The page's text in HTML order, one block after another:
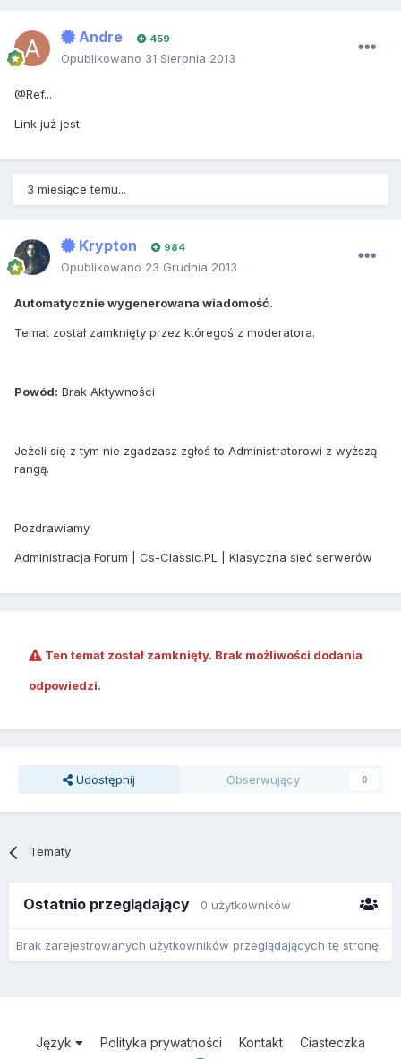
Andre 459
Opublikowano 31 Sierpnia 2013
@Ref...
Link już jest
3 miesiące temu...
Krypton 984
Opublikowano 23 Grudnia 2013
Automatycznie wygenerowana wiadomość.
Temat został zamknięty przez któregoś z moderatora.
Powód: Brak Aktywności
Jeżeli się z tym nie zgadzasz zgłoś to Administratorowi z wyższą
rangą.
Pozdrawiamy
Administracja Forum | Cs-Classic.PL | Klasyczna sieć serwerów
Ten temat został zamknięty. Brak możliwości dodania
odpowiedzi.
Udostępnij Obserwujący 0
Tematy
Ostatnio przeglądający 0 użytkowników
Brak zarejestrowanych użytkowników przeglądających tę stronę.
Język Polityka prywatności Kontakt Ciasteczka